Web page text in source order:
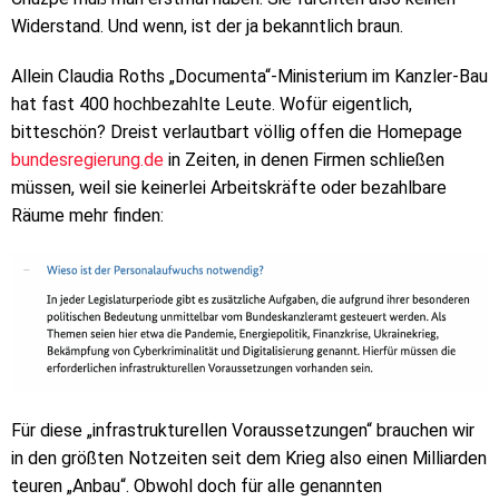
Widerstand. Und wenn, ist der ja bekanntlich braun.
Allein Claudia Roths „Documenta“-Ministerium im Kanzler-Bau
hat fast 400 hochbezahlte Leute. Wofür eigentlich,
bitteschön? Dreist verlautbart völlig offen die Homepage
bundesregierung.de in Zeiten, in denen Firmen schließen
müssen, weil sie keinerlei Arbeitskräfte oder bezahlbare
Räume mehr finden:
Für diese „infrastrukturellen Voraussetzungen“ brauchen wir
in den größten Notzeiten seit dem Krieg also einen Milliarden
teuren „Anbau“. Obwohl doch für alle genannten